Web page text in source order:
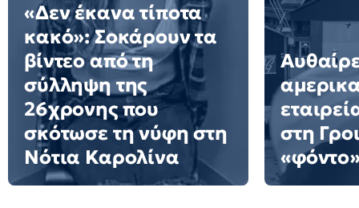
«Δεν έκανα τίποτα
κακό»: Σοκάρουν τα
βίντεο από τη
σύλληψη της
26χρονης που
σκότωσε τη νύφη στη
Νότια Καρολίνα
στη